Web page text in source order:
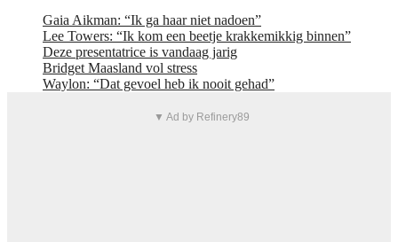
Gaia Aikman: “Ik ga haar niet nadoen”
Lee Towers: “Ik kom een beetje krakkemikkig binnen”
Deze presentatrice is vandaag jarig
Bridget Maasland vol stress
Waylon: “Dat gevoel heb ik nooit gehad”
▼ Ad by Refinery89